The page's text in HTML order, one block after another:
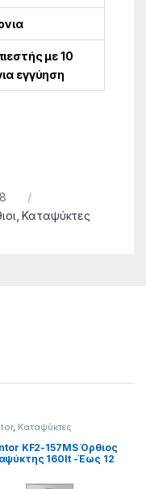
με 10
εγγύηση
,Καταψύκτες
, Καταψύκτες
KF2-157MS Όρθιος
160lt -Έως 12